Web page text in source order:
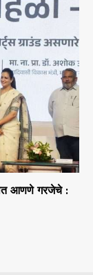
आणणे गरजेचे :